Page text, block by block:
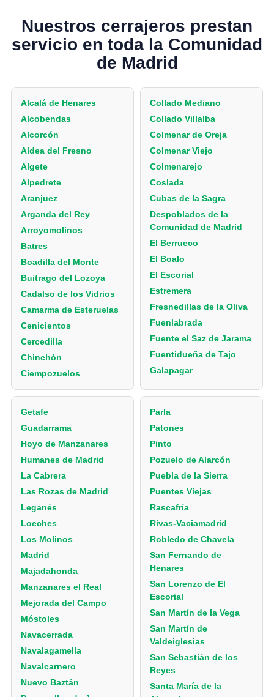
Nuestros cerrajeros prestan
servicio en toda la Comunidad
de Madrid
Alcalá de Henares
Alcobendas
Alcorcón
Aldea del Fresno
Algete
Alpedrete
Aranjuez
Arganda del Rey
Arroyomolinos
Batres
Boadilla del Monte
Buitrago del Lozoya
Cadalso de los Vidrios
Camarma de Esteruelas
Cenicientos
Cercedilla
Chinchón
Ciempozuelos
Collado Mediano
Collado Villalba
Colmenar de Oreja
Colmenar Viejo
Colmenarejo
Coslada
Cubas de la Sagra
Despoblados de la
Comunidad de Madrid
El Berrueco
El Boalo
El Escorial
Estremera
Fresnedillas de la Oliva
Fuenlabrada
Fuente el Saz de Jarama
Fuentidueña de Tajo
Galapagar
Getafe
Guadarrama
Hoyo de Manzanares
Humanes de Madrid
La Cabrera
Las Rozas de Madrid
Leganés
Loeches
Los Molinos
Madrid
Majadahonda
Manzanares el Real
Mejorada del Campo
Móstoles
Navacerrada
Navalagamella
Navalcarnero
Nuevo Baztán
Parla
Patones
Pinto
Pozuelo de Alarcón
Puebla de la Sierra
Puentes Viejas
Rascafría
Rivas-Vaciamadrid
Robledo de Chavela
San Fernando de
Henares
San Lorenzo de El
Escorial
San Martín de la Vega
San Martín de
Valdeiglesias
San Sebastián de los
Reyes
Santa María de la